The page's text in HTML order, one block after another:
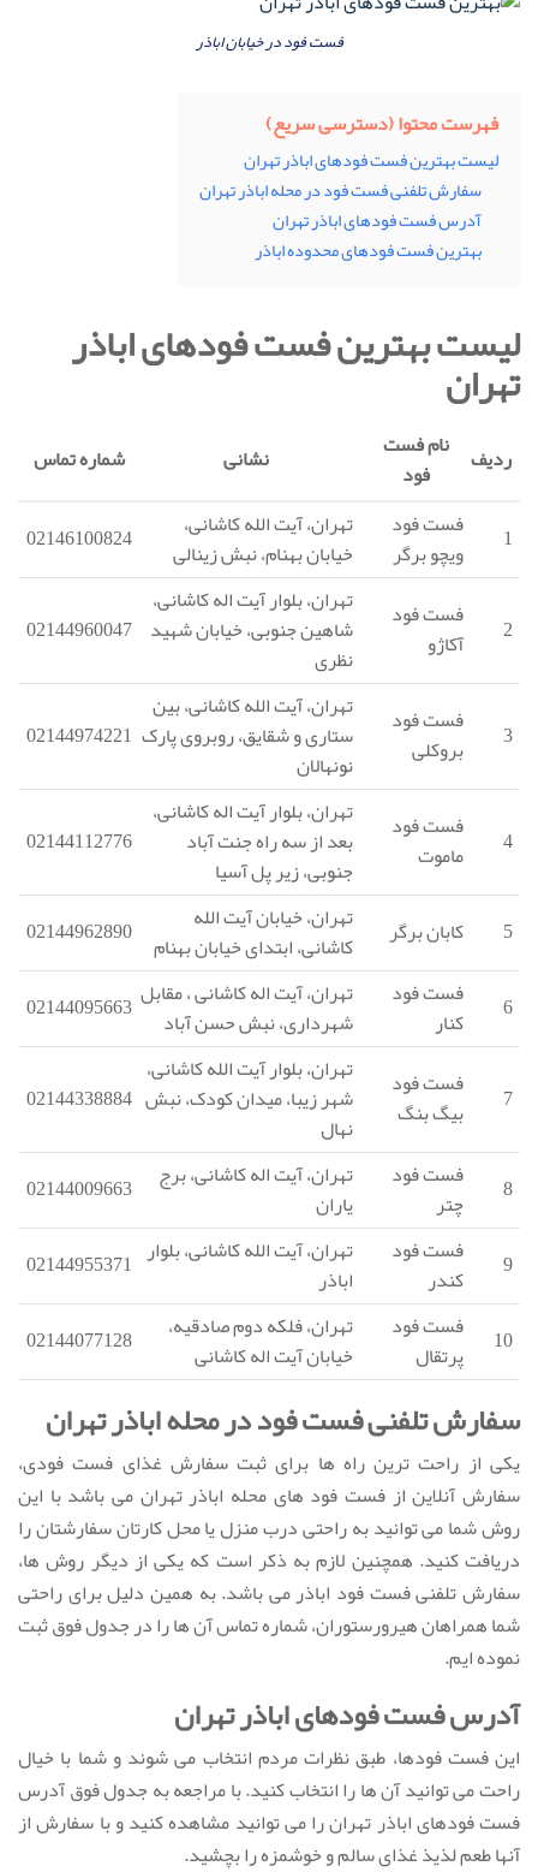
فست فود در خیابان اباذر
فهرست محتوا (دسترسی سریع)
لیست بهترین فست فودهای اباذر تهران
سفارش تلفنی فست فود در محله اباذر تهران
آدرس فست فودهای اباذر تهران
بهترین فست فودهای محدوده اباذر
لیست بهترین فست فودهای اباذر
تهران
ردیف نام فست
فود نشانی شماره تماس
1 فست فود
ویچو برگر
تهران، آیت الله کاشانی،
خیابان بهنام، نبش زینالی 02146100824
2 فست فود
آکاژو
تهران، بلوار آیت اله کاشانی،
شاهین جنوبی، خیابان شهید
نظری
02144960047
3 فست فود
بروکلی
تهران، آیت الله کاشانی، بین
ستاری و شقایق، روبروی پارک
نونهالان
02144974221
4 فست فود
ماموت
تهران، بلوار آیت اله کاشانی،
بعد از سه راه جنت آباد
جنوبی، زیر پل آسیا
02144112776
5 کابان برگر تهران، خیابان آیت الله
کاشانی، ابتدای خیابان بهنام 02144962890
6
فست فود
کنار
تهران، آیت اله کاشانی ، مقابل
شهرداری، نبش حسن آباد 02144095663
7 فست فود
بیگ بنگ
تهران، بلوار آیت الله کاشانی،
شهر زیبا، میدان کودک، نبش
نهال
02144338884
8 فست فود
چتر
تهران، آیت اله کاشانی، برج
یاران
02144009663
9
فست فود
کندر
تهران، آیت الله کاشانی، بلوار
اباذر
02144955371
10
فست فود
پرتقال
تهران، فلکه دوم صادقیه،
خیابان آیت اله کاشانی 02144077128
سفارش تلفنی فست فود در محله اباذر تهران
یکی از راحت ترین راه ها برای ثبت سفارش غذای فست فودی،
سفارش آنلاین از فست فود های محله اباذر تهران می باشد با این
روش شما می توانید به راحتی درب منزل یا محل کارتان سفارشتان را
دریافت کنید. همچنین لازم به ذکر است که یکی از دیگر روش ها،
سفارش تلفنی فست فود اباذر می باشد. به همین دلیل برای راحتی
شما همراهان هیرورستوران، شماره تماس آن ها را در جدول فوق ثبت
نموده ایم.
آدرس فست فودهای اباذر تهران
این فست فودها، طبق نظرات مردم انتخاب می شوند و شما با خیال
راحت می توانید آن ها را انتخاب کنید. با مراجعه به جدول فوق آدرس
فست فودهای اباذر تهران را می توانید مشاهده کنید و با سفارش از
آنها طعم لذیذ غذای سالم و خوشمزه را بچشید.